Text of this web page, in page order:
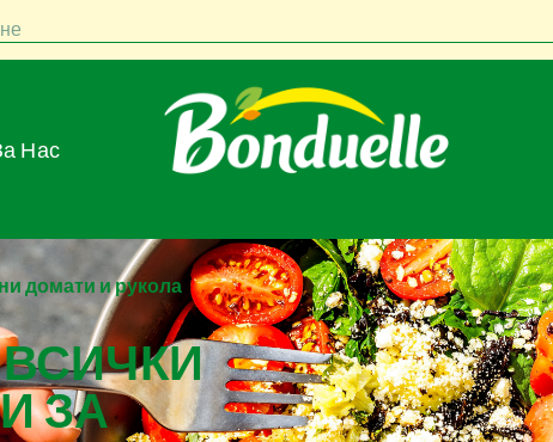
За Нас
домати и рукола
ЗА